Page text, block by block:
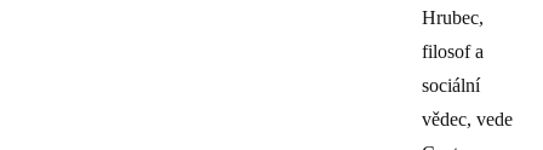
Hrubec,
filosof a
sociální
vědec, vede